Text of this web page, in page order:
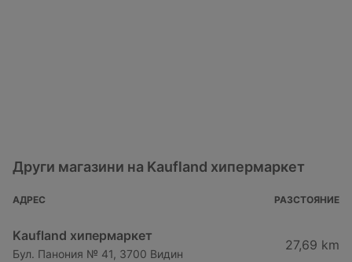
Други магазини на Kaufland хипермаркет
АДРЕС РАЗСТОЯНИЕ
Kaufland хипермаркет
Бул. Панония № 41, 3700 Видин
27,69 km